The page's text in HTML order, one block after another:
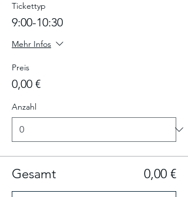
Tickettyp
9:00-10:30
Mehr Infos
Preis
0,00 €
Anzahl
Gesamt 0,00 €